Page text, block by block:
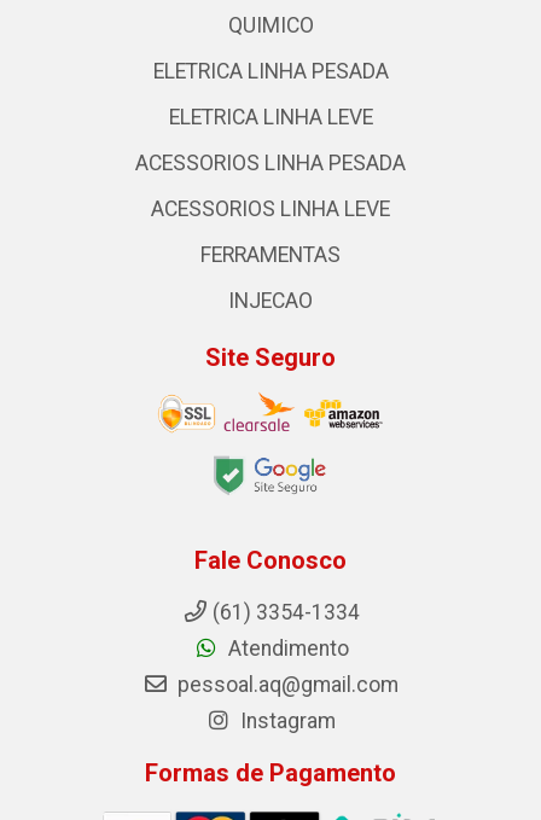
QUIMICO
ELETRICA LINHA PESADA
ELETRICA LINHA LEVE
ACESSORIOS LINHA PESADA
ACESSORIOS LINHA LEVE
FERRAMENTAS
INJECAO
Site Seguro
Fale Conosco
(61) 3354-1334
Atendimento
pessoal.aq@gmail.com
Instagram
Formas de Pagamento